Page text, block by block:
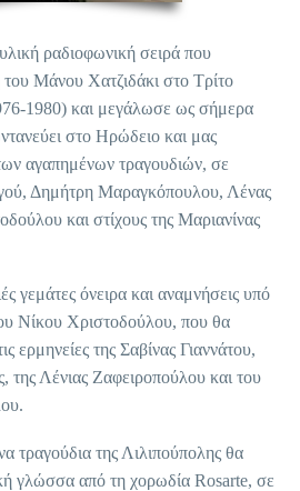
ραδιοφωνική σειρά που
Μάνου Χατζιδάκι στο Τρίτο
1980) και μεγάλωσε ως σήμερα
στο Ηρώδειο και μας
αγαπημένων τραγουδιών, σε
Δημήτρη Μαραγκόπουλου, Λένας
και στίχους της Μαριανίνας
γεμάτες όνειρα και αναμνήσεις υπό
Νίκου Χριστοδούλου, που θα
ερμηνείες της Σαβίνας Γιαννάτου,
Λένιας Ζαφειροπούλου και του
τραγούδια της Λιλιπούπολης θα
γλώσσα από τη χορωδία Rosarte, σε